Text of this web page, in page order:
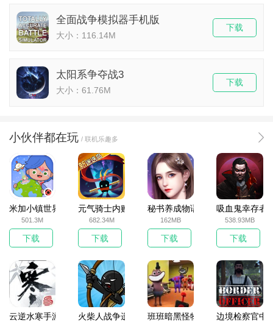
全面战争模拟器手机版
大小：116.14M
下载
太阳系争夺战3
大小：61.76M
下载
小伙伴都在玩 / 联机乐趣多
米加小镇世界2025官方版
501.3M
下载
元气骑士内购破解版
682.34M
下载
秘书养成物语
162MB
下载
吸血鬼幸存者
538.93MB
下载
云逆水寒手游 火柴人战争遗产无敌版班班暗黑怪物生存挑战5边境检察官中